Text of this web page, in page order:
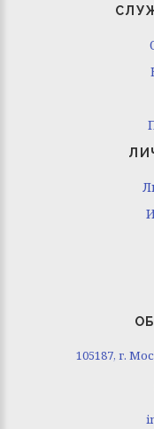
105187, г.